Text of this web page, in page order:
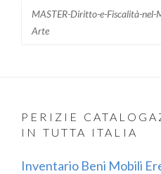
MASTER-Diritto-e-Fiscalità-nel-
Arte
PERIZIE
IN TUTTA ITALIA
Inventario Beni Mobili